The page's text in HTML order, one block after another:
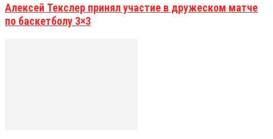
Алексей Текслер принял участие в дружеском матче
по баскетболу 3×3